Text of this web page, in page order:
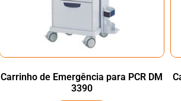
Carrinho de Emergência para PCR DM
3390